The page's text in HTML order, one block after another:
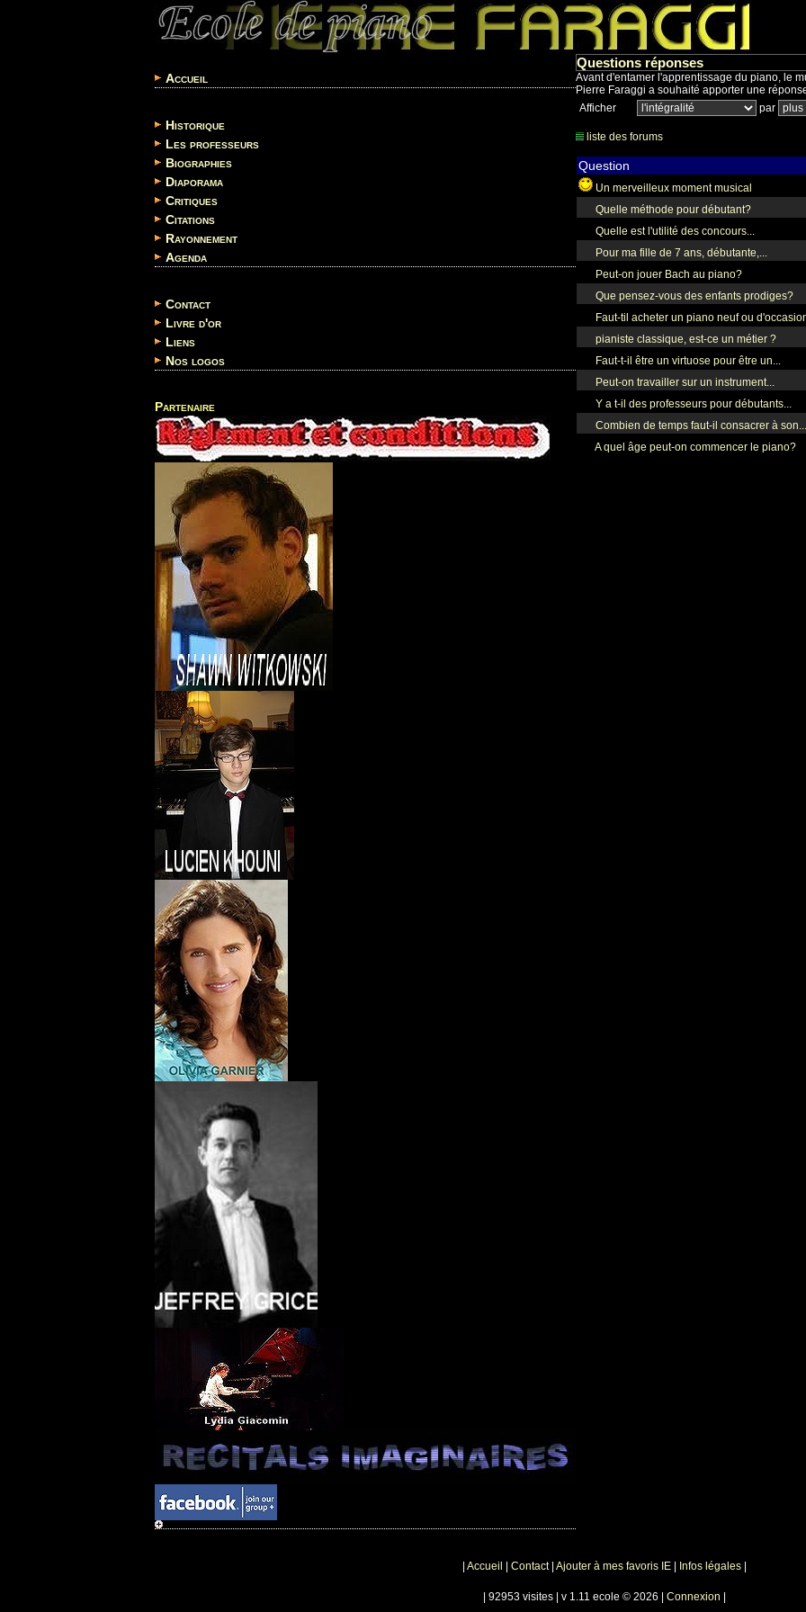
Accueil
Historique
Les professeurs
Biographies
Diaporama
Critiques
Citations
Rayonnement
Agenda
Contact
Livre d'or
Liens
Nos logos
Partenaire
Questions réponses
Avant d'entamer l'apprentissage du piano, le
Pierre Faraggi a souhaité apporter une
Afficher
par
liste des forums
Question
Un merveilleux moment musical
Quelle méthode pour débutant?
Quelle est l'utilité des concours...
Pour ma fille de 7 ans, débutante,...
Peut-on jouer Bach au piano?
Que pensez-vous des enfants prodiges?
Faut-til acheter un piano neuf ou
pianiste classique, est-ce un métier ?
Faut-t-il être un virtuose pour être un...
Peut-on travailler sur un instrument...
Y a t-il des professeurs pour débutants...
Combien de temps faut-il consacrer à son...
A quel âge peut-on commencer le piano?
Accueil Contact| Ajouter à mes favoris IE Infos légales
| 92953 visites | v 1.11 ecole © 2026 | Connexion